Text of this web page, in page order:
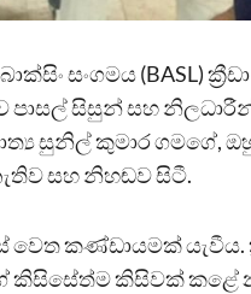
සංගමය (BASL)
සිසුන් සහ
සුනිල් කුමාර ගමගේ,
සහ නිහඬව සිටී.
කණ්ඩායමක් යැවීය.
කිසිසේත්ම කිසිවක් කළේ